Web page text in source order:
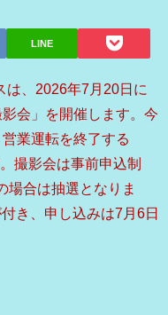
LINE
は、2026年7月20日に
会」を開催します。今
業運転を終了する
撮影会は事前申込制
場合は抽選となりま
き、申し込みは7月6日